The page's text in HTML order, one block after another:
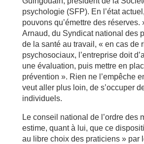
psychologie (SFP). En l’état
pouvons qu’émettre des réserves.
Arnaud, du Syndicat national des
de la santé au travail, « en cas de
psychosociaux, l’entreprise doit
une évaluation, puis mettre en
prévention ». Rien ne l’empêche
veut aller plus loin, de s’occuper
individuels.
Le conseil national de l’ordre des
estime, quant à lui, que ce
au libre choix des praticiens » par